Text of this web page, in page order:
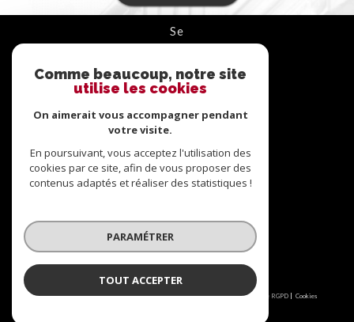
se
connecter
ESPACE PROPRIÉTAIRE
nous
suivre
adhérons
© 2026 | Tous droits réservés | Traduction powered by Google |
Nos honoraires
Plan du site Mentions légales Admin Partenaires Politique RGPD Cookies
Comme beaucoup, notre site
utilise les cookies
On aimerait vous accompagner pendant
votre visite.
En poursuivant, vous acceptez l'utilisation des
cookies par ce site, afin de vous proposer des
contenus adaptés et réaliser des statistiques !
PARAMÉTRER
TOUT ACCEPTER